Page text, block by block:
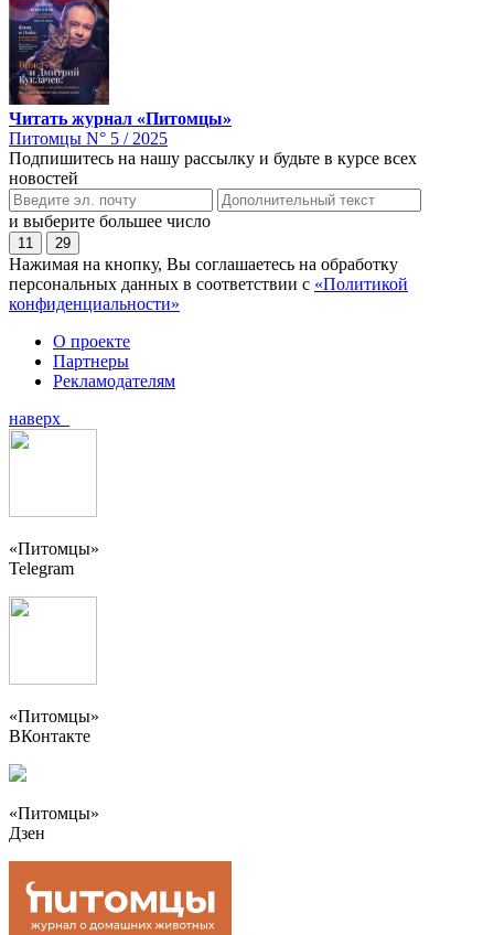
Читать журнал «Питомцы»
Питомцы N° 5 / 2025
Подпишитесь на нашу рассылку и будьте в курсе всех
новостей
и выберите большее число
11 29
Нажимая на кнопку, Вы соглашаетесь на обработку
персональных данных в соответствии с «Политикой
конфиденциальности»
О проекте
Партнеры
Рекламодателям
наверх
«Питомцы»
Telegram
«Питомцы»
ВКонтакте
«Питомцы»
Дзен